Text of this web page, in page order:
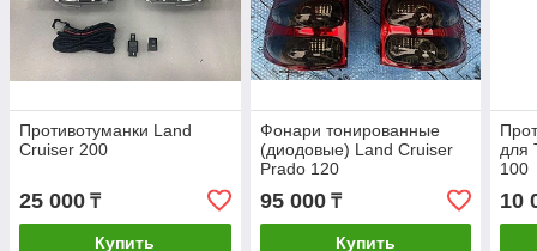
Противотуманки Land
Cruiser 200
25 000 ₸
Купить
Фонари тонированные
(диодовые) Land Cruiser
Prado 120
95 000₸
Купить
для
100
10